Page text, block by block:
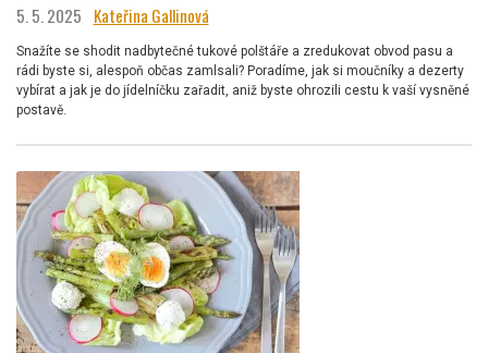
5. 5. 2025 Kateřina Gallinová
Snažíte se shodit nadbytečné tukové polštáře a zredukovat obvod pasu a
rádi byste si, alespoň občas zamlsali? Poradíme, jak si moučníky a dezerty
vybírat a jak je do jídelníčku zařadit, aniž byste ohrozili cestu k vaší vysněné
postavě.